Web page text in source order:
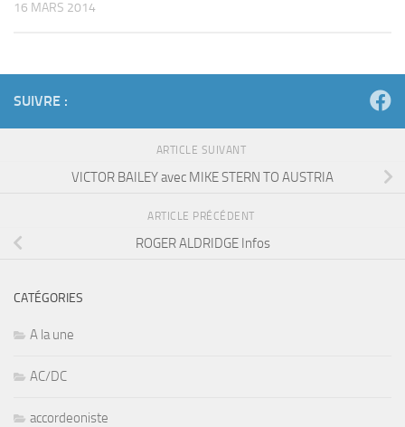
16 MARS 2014
SUIVRE :
ARTICLE SUIVANT
VICTOR BAILEY avec MIKE STERN TO AUSTRIA
ARTICLE PRÉCÉDENT
ROGER ALDRIDGE Infos
CATÉGORIES
A la une
AC/DC
accordeoniste